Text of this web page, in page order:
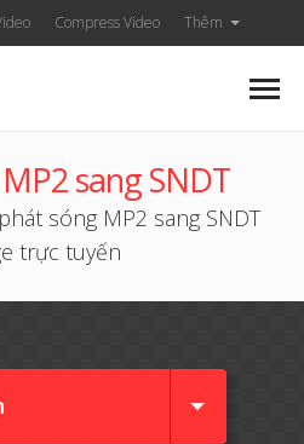
Compress Video Thêm
sang SNDT
sóng MP2 sang SNDT
trực tuyến